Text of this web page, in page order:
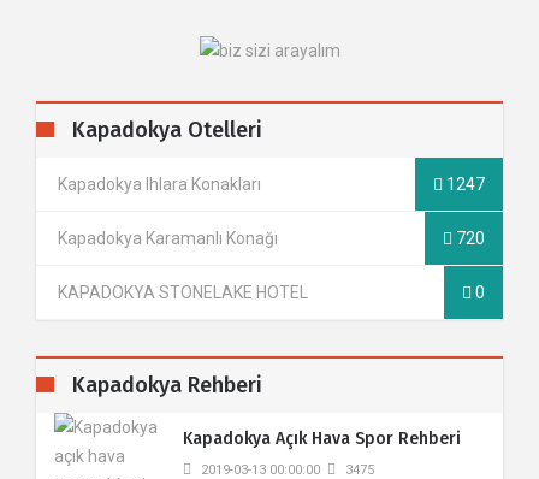
Kapadokya Otelleri
Kapadokya Ihlara Konakları 1247
Kapadokya Karamanlı Konağı 720
KAPADOKYA STONELAKE HOTEL 0
Kapadokya Rehberi
​Kapadokya Açık Hava Spor Rehberi
2019-03-13 00:00:00 3475